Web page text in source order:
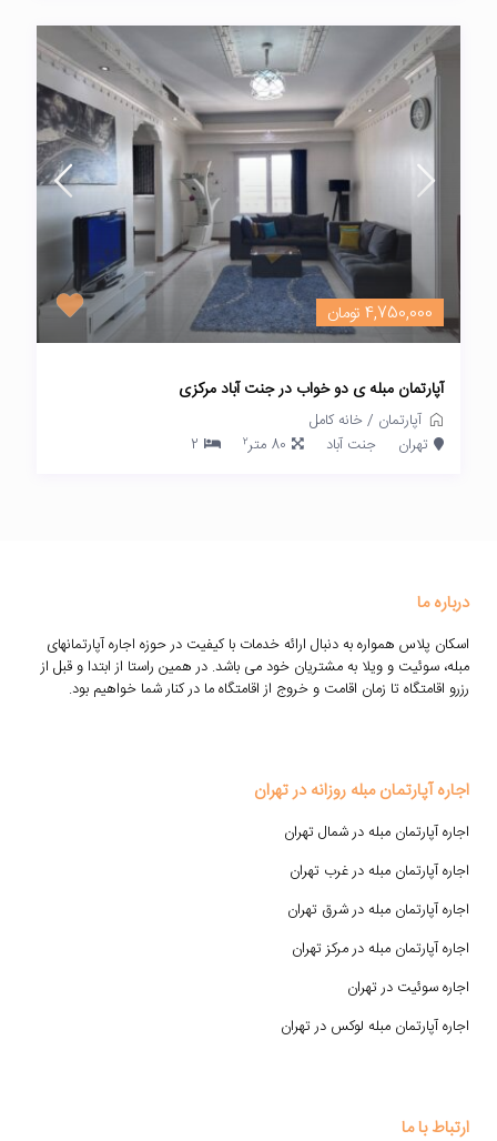
4,750,000 تومان
آپارتمان مبله ی دو خواب در جنت آباد مرکزی
آپارتمان /خانه کامل
تهران
جنت آباد 80 متر 2
2
درباره ما
اسکان پلاس همواره به دنبال ارائه خدمات با کیفیت در حوزه اجاره آپارتمانهای
مبله، سوئیت و ویلا به مشتریان خود می باشد. در همین راستا از ابتدا و قبل از
رزرو اقامتگاه تا زمان اقامت و خروج از اقامتگاه ما در کنار شما خواهیم بود.
اجاره آپارتمان مبله روزانه در تهران
اجاره آپارتمان مبله در شمال تهران
اجاره آپارتمان مبله در غرب تهران
اجاره آپارتمان مبله در شرق تهران
اجاره آپارتمان مبله در مرکز تهران
اجاره سوئیت در تهران
اجاره آپارتمان مبله لوکس در تهران
ارتباط با ما